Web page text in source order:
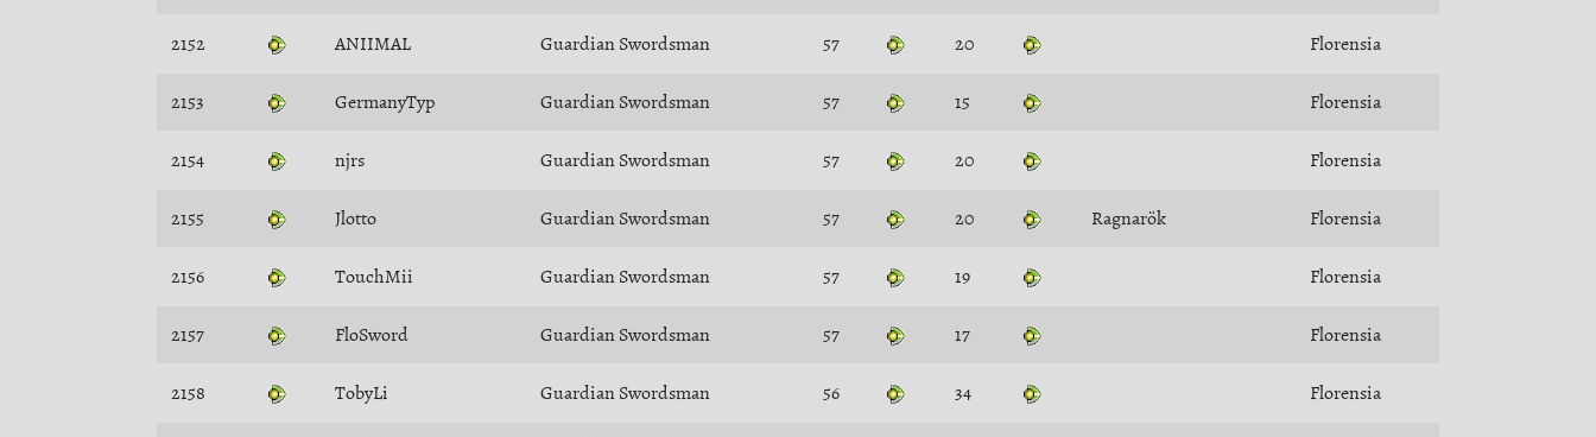
2152 ANIIMAL Guardian Swordsman 57 20 Florensia
2153 GermanyTyp Guardian Swordsman 57 15 Florensia
2154 njrs Guardian Swordsman 57 20 Florensia
2155 Jlotto Guardian Swordsman 57 20 Ragnarök Florensia
2156 TouchMii Guardian Swordsman 57 19 Florensia
2157 FloSword Guardian Swordsman 57 17 Florensia
2158 TobyLi Guardian Swordsman 56 34 Florensia